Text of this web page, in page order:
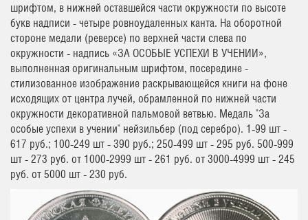
шрифтом, в нижней оставшейся части окружности по высоте
букв надписи - четыре ровноудаленных канта. На оборотной
стороне медали (реверсе) по верхней части слева по
окружности - надпись «ЗА ОСОБЫЕ УСПЕХИ В УЧЕНИИ»,
выполненная оригинальным шрифтом, посередине -
стилизованное изображение раскрывающейся книги на фоне
исходящих от центра лучей, обрамленной по нижней части
окружности декоративной пальмовой ветвью. Медаль "За
особые успехи в учении" нейзильбер (под серебро). 1-99 шт -
617 руб.; 100-249 шт - 390 руб.; 250-499 шт - 295 руб. 500-999
шт - 273 руб. от 1000-2999 шт - 261 руб. от 3000-4999 шт - 245
руб. от 5000 шт - 230 руб.